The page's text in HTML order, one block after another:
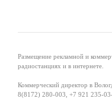
Размещение рекламной и
радиостанциях и в интернете.
Коммерческий директор в
8(8172) 280-003, +7 921 235-